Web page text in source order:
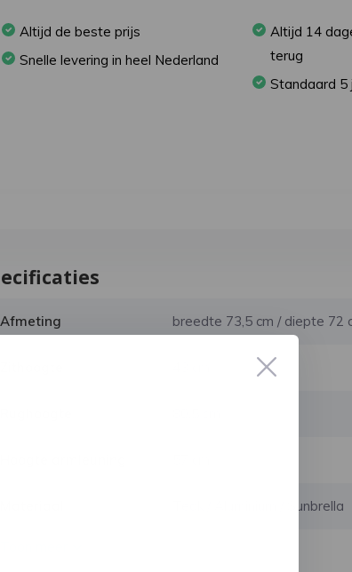
Altijd de beste prijs
Snelle levering in heel Nederland
Altijd 14
terug
Standaard 5
Afmeting breedte 73,5 cm / diepte 72
Teak / Aluminium / Sunbrella